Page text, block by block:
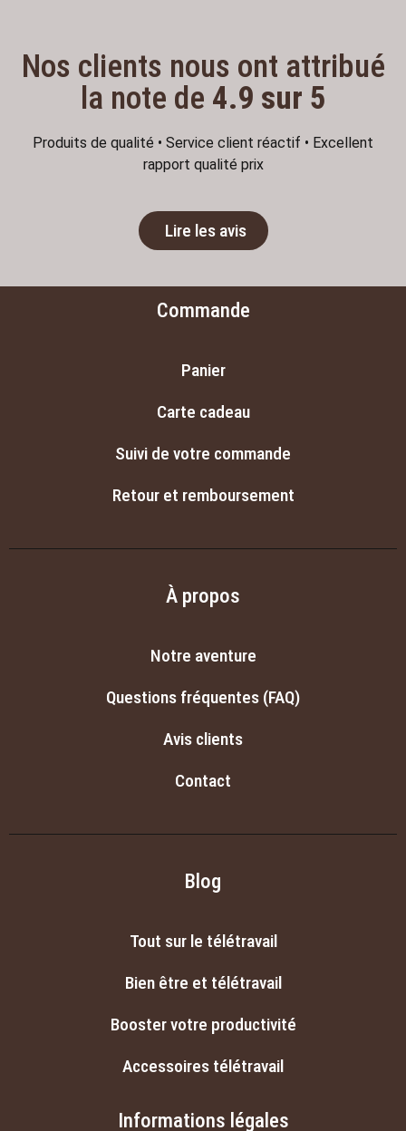
Nos clients nous ont attribué
la note de 4.9 sur 5
Produits de qualité • Service client réactif • Excellent
rapport qualité prix
Lire les avis
Commande
Panier
Carte cadeau
Suivi de votre commande
Retour et remboursement
À propos
Notre aventure
Questions fréquentes (FAQ)
Avis clients
Contact
Blog
Tout sur le télétravail
Bien être et télétravail
Booster votre productivité
Accessoires télétravail
Informations légales